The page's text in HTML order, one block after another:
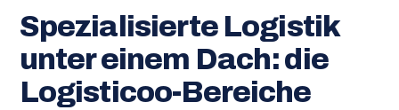
Spezialisierte Logistik
unter einem Dach: die
Logisticoo-Bereiche